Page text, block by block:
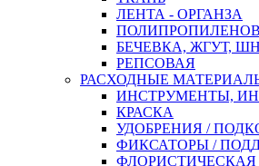
ЛЕНТА - ОРГАНЗА
БЕЧЕВКА, ЖГУТ,
РЕПСОВАЯ
РАСХОДНЫЕ
ИНСТРУМЕНТЫ,
КРАСКА
УДОБРЕНИЯ /
ФИКСАТОРЫ /
ФЛОРИСТИЧЕСКАЯ